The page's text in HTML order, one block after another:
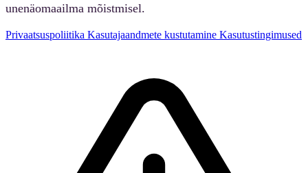
unenäomaailma mõistmisel.
Privaatsuspoliitika Kasutajaandmete kustutamine Kasutustingimused